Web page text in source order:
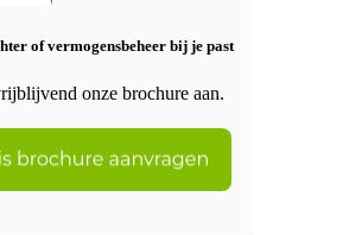
of vermogensbeheer bij je past
onze brochure aan.